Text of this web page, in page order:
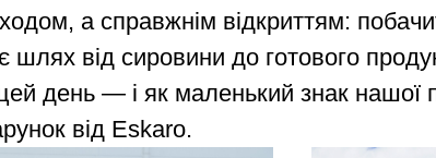
а справжнім відкриттям:
від сировини до готового
день — і як маленький знак нашої
від Eskaro.